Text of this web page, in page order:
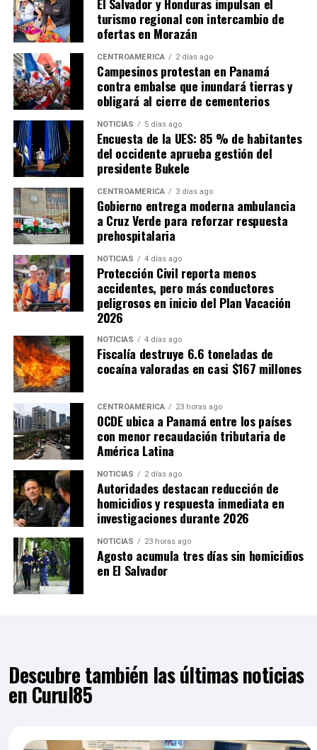
ADVERTISEMENT
Sheinbaum destacó que la organización conjunta del
torneo demostró la capacidad de cooperación entre los
tres países anfitriones.
«Cuando trabajamos
unidos, somos capaces de
hacer realidad grandes
proyectos y de dejar un
legado de cooperación,
amistad y esperanza para
el mundo», afirmó.
Con la edición de 2026, México hizo historia al
convertirse en el primer país en albergar tres Copas del
Mundo, después de haber sido sede en 1970 y 1986. En
esta ocasión recibió partidos junto con Estados Unidos y
Canadá, en un torneo que estrenó formato con 48
selecciones participantes y 104 encuentros.
Las ciudades mexicanas de Ciudad de México,
Guadalajara y Monterrey fueron escenario de 13
partidos, incluido el encuentro inaugural entre México y
Sudáfrica, disputado el 11 de junio en el Estadio Ciudad
de México (Azteca).
turismo regional con intercambio de
ofertas en Morazán
CENTROAMÉRICA 2 días ago
Campesinos protestan en Panamá
contra embalse que inundará tierras y
obligará al cierre de cementerios
NOTICIAS 5 días ago
Encuesta de la UES: 85 % de habitantes
del occidente aprueba gestión del
presidente Bukele
CENTROAMÉRICA 3 días ago
Gobierno entrega moderna ambulancia
a Cruz Verde para reforzar respuesta
prehospitalaria
NOTICIAS 4 días ago
Protección Civil reporta menos
accidentes, pero más conductores
peligrosos en inicio del Plan Vacación
2026
NOTICIAS 4 días ago
Fiscalía destruye 6.6 toneladas de
cocaína valoradas en casi $167 millones
CENTROAMÉRICA 23 horas ago
OCDE ubica a Panamá entre los países
con menor recaudación tributaria de
América Latina
NOTICIAS 2 días ago
Autoridades destacan reducción de
homicidios y respuesta inmediata en
investigaciones durante 2026
NOTICIAS 23 horas ago
Agosto acumula tres días sin homicidios
en El Salvador
Descubre también las últimas noticias
en Curul85